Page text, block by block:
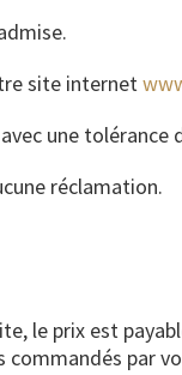
site internet
une tolérance
réclamation.
le prix est
par